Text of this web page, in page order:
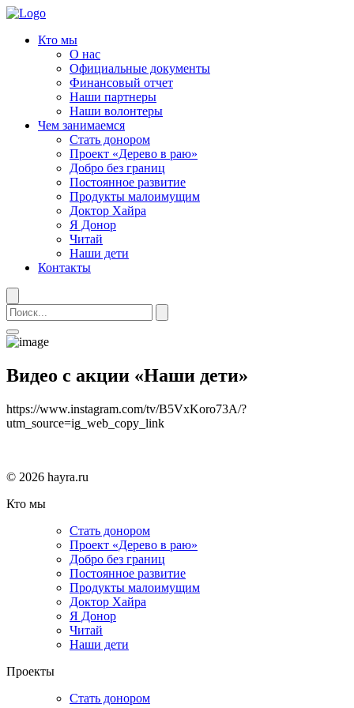
Кто мы
О нас
Официальные документы
Финансовый отчет
Наши партнеры
Наши волонтеры
Чем занимаемся
Стать донором
Проект «Дерево в раю»
Добро без границ
Постоянное развитие
Продукты малоимущим
Доктор Хайра
Я Донор
Читай
Наши дети
Контакты
Видео с акции «Наши дети»
https://www.instagram.com/tv/B5VxKoro73A/?
utm_source=ig_web_copy_link
© 2026 hayra.ru
Кто мы
Стать донором
Проект «Дерево в раю»
Добро без границ
Постоянное развитие
Продукты малоимущим
Доктор Хайра
Я Донор
Читай
Наши дети
Проекты
Стать донором